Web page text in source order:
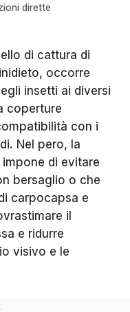
dirette
di cattura di
occorre
insetti ai diversi
coperture
con i
Nel pero, la
di evitare
bersaglio o che
carpocapsa e
il
e ridurre
visivo e le